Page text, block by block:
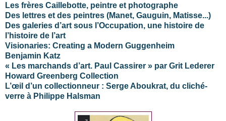
Les frères Caillebotte, peintre et photographe
Des lettres et des peintres (Manet, Gauguin, Matisse...)
Des galeries d’art sous l’Occupation, une histoire de
l’histoire de l’art
Visionaries: Creating a Modern Guggenheim
Benjamin Katz
« Les marchands d’art. Paul Cassirer » par Grit Lederer
Howard Greenberg Collection
L’œil d’un collectionneur : Serge Aboukrat, du cliché-
verre à Philippe Halsman